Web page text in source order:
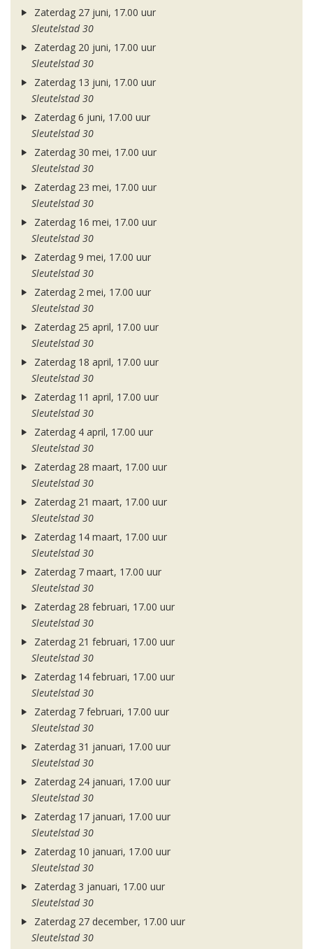
Zaterdag 27 juni, 17.00 uur
Sleutelstad 30
Zaterdag 20 juni, 17.00 uur
Sleutelstad 30
Zaterdag 13 juni, 17.00 uur
Sleutelstad 30
Zaterdag 6 juni, 17.00 uur
Sleutelstad 30
Zaterdag 30 mei, 17.00 uur
Sleutelstad 30
Zaterdag 23 mei, 17.00 uur
Sleutelstad 30
Zaterdag 16 mei, 17.00 uur
Sleutelstad 30
Zaterdag 9 mei, 17.00 uur
Sleutelstad 30
Zaterdag 2 mei, 17.00 uur
Sleutelstad 30
Zaterdag 25 april, 17.00 uur
Sleutelstad 30
Zaterdag 18 april, 17.00 uur
Sleutelstad 30
Zaterdag 11 april, 17.00 uur
Sleutelstad 30
Zaterdag 4 april, 17.00 uur
Sleutelstad 30
Zaterdag 28 maart, 17.00 uur
Sleutelstad 30
Zaterdag 21 maart, 17.00 uur
Sleutelstad 30
Zaterdag 14 maart, 17.00 uur
Sleutelstad 30
Zaterdag 7 maart, 17.00 uur
Sleutelstad 30
Zaterdag 28 februari, 17.00 uur
Sleutelstad 30
Zaterdag 21 februari, 17.00 uur
Sleutelstad 30
Zaterdag 14 februari, 17.00 uur
Sleutelstad 30
Zaterdag 7 februari, 17.00 uur
Sleutelstad 30
Zaterdag 31 januari, 17.00 uur
Sleutelstad 30
Zaterdag 24 januari, 17.00 uur
Sleutelstad 30
Zaterdag 17 januari, 17.00 uur
Sleutelstad 30
Zaterdag 10 januari, 17.00 uur
Sleutelstad 30
Zaterdag 3 januari, 17.00 uur
Sleutelstad 30
Zaterdag 27 december, 17.00 uur
Sleutelstad 30